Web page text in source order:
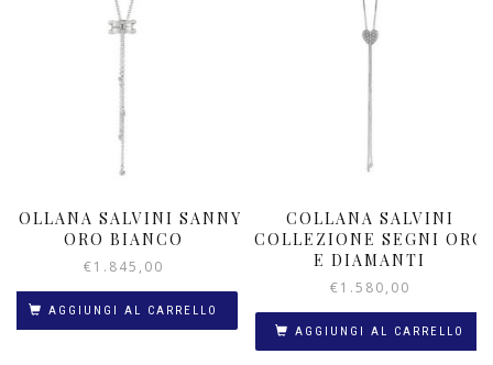
COLLANA SALVINI SANNY
ORO BIANCO
€1.845,00
AGGIUNGI AL CARRELLO
COLLANA SALVINI
COLLEZIONE SEGNI ORO
E DIAMANTI
€1.580,00
AGGIUNGI AL CARRELLO